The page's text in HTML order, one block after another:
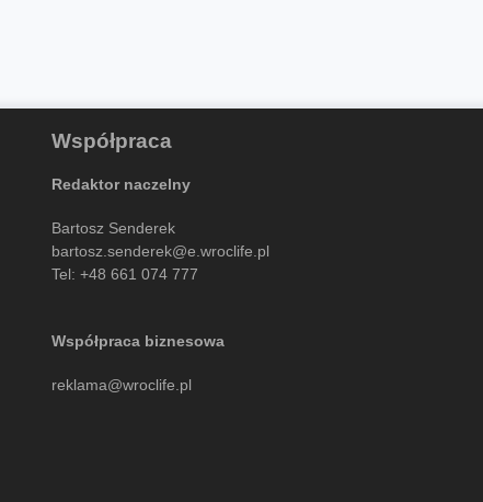
Współpraca
Redaktor naczelny
Bartosz Senderek
bartosz.senderek@e.wroclife.pl
Tel: +48 661 074 777
Współpraca biznesowa
reklama@wroclife.pl